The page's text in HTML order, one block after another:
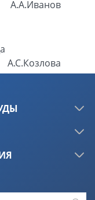
А.А.Иванов
А.С.Козлова